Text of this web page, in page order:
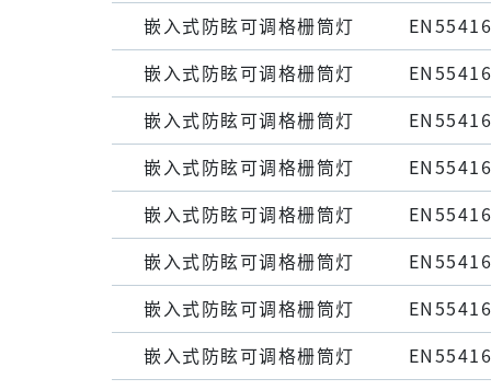
嵌⼊式防眩可调格栅筒灯
嵌⼊式防眩可调格栅筒灯
嵌⼊式防眩可调格栅筒灯
嵌⼊式防眩可调格栅筒灯
嵌⼊式防眩可调格栅筒灯
嵌⼊式防眩可调格栅筒灯
嵌⼊式防眩可调格栅筒灯
嵌⼊式防眩可调格栅筒灯